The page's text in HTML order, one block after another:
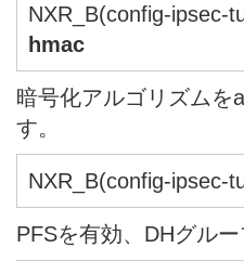
NXR_B(config-ipsec-
hmac
暗号化アルゴリズムを
す。
NXR_B(config-ipsec-
PFSを有効、DHグル